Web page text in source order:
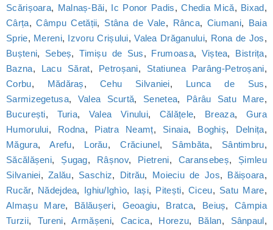
Scărișoara, Malnaș-Băi, Ic Ponor Padis,Chedia Mică, Bixad,
Cârța,Câmpu Cetății, Stâna de Vale, Rânca, Ciumani, Baia
Sprie, Mereni, Izvoru Crișului,Valea Drăganului, Rona de Jos,
Bușteni, Sebeș,Timișu de Sus, Frumoasa, Viștea, Bistrița,
Bazna, Lacu Sărat, Petroșani, Statiunea Parâng-Petroșani,
Corbu, Mădăraș, Cehu Silvaniei, Lunca de Sus,
Sarmizegetusa, Valea Scurtă, Senetea, Pârâu Satu Mare,
București, Turia, Valea Vinului, Călățele, Breaza, Gura
Humorului, Rodna, Piatra Neamț, Sinaia, Boghiș, Delnița,
Măgura,Arefu, Lorău,Crăciunel, Sâmbăta, Sântimbru,
Săcălășeni, Șugag, Râșnov, Pietreni, Caransebeș, Șimleu
Silvaniei,Zalău, Saschiz, Ditrău, Moieciu de Jos, Băișoara,
Rucăr, Nădejdea, Ighiu/Ighìo, Iași, Pitești,Ciceu, Satu Mare,
Almașu Mare, Bălăușeri, Geoagiu, Bratca, Beiuș,Câmpia
Turzii, Tureni,Armășeni, Cacica, Horezu, Bălan, Sânpaul,